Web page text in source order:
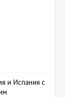
и Испания с